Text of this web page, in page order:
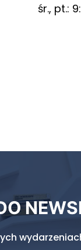
śr., pt.: